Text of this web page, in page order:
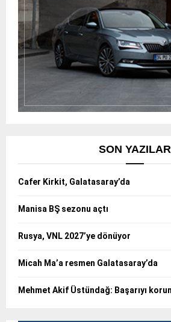
SON YAZILAR
Cafer Kirkit, Galatasaray’da
Manisa BŞ sezonu açtı
Rusya, VNL 2027’ye dönüyor
Micah Ma’a resmen Galatasaray’da
Mehmet Akif Üstündağ: Başarıyı